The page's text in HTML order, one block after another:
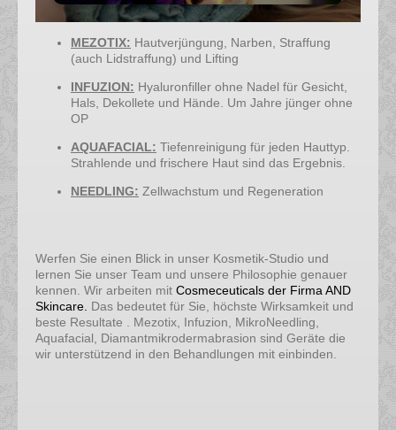
MEZOTIX: Hautverjüngung, Narben, Straffung
(auch Lidstraffung) und Lifting
INFUZION: Hyaluronfiller ohne Nadel für Gesicht,
Hals, Dekollete und Hände. Um Jahre jünger ohne
OP
AQUAFACIAL: Tiefenreinigung für jeden Hauttyp.
Strahlende und frischere Haut sind das Ergebnis.
NEEDLING: Zellwachstum und Regeneration
Werfen Sie einen Blick in unser Kosmetik-Studio und
lernen Sie unser Team und unsere Philosophie genauer
kennen. Wir arbeiten mit Cosmeceuticals der Firma AND
Skincare. Das bedeutet für Sie, höchste Wirksamkeit und
beste Resultate . Mezotix, Infuzion, MikroNeedling,
Aquafacial, Diamantmikrodermabrasion sind Geräte die
wir unterstützend in den Behandlungen mit einbinden.